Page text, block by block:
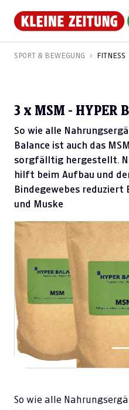
SPORT & BEWEGUNG FITNESS
3 x MSM - HYPER
So wie alle
Balance ist auch das
sorgfälltig hergestellt.
hilft beim Aufbau und
Bindegewebes reduziert
und Muske
Previous
So wie alle